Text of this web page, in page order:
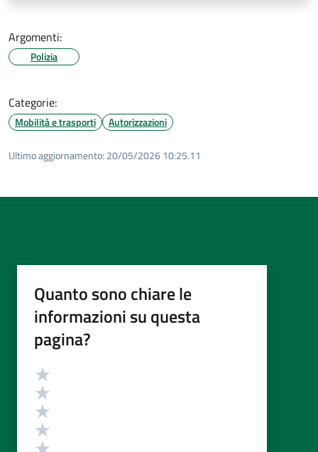
Argomenti:
Polizia
Categorie:
Mobilità e trasporti Autorizzazioni
Ultimo aggiornamento: 20/05/2026 10:25.11
Quanto sono chiare le
informazioni su questa
pagina?
Valutazione